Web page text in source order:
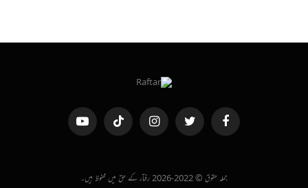
فیس
بک
ٹویٹر انسٹاگرام
ٹک
ٹاک
یوٹیوب
جملہ حقوق © 2022-2026 رفتار کے حق میں محفوظ ہیں۔